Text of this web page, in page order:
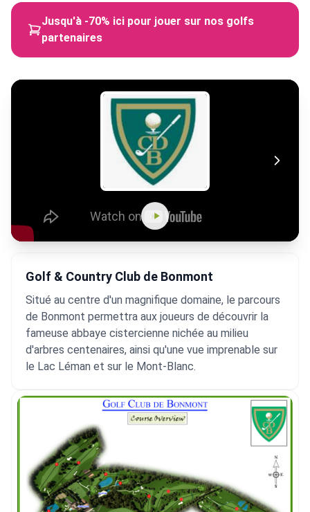
Jusqu'à -70% ici pour jouer sur nos golfs
partenaires
Golf & Country Club de Bonmont
Situé au centre d'un magnifique domaine, le parcours
de Bonmont permettra aux joueurs de découvrir la
fameuse abbaye cistercienne nichée au milieu
d'arbres centenaires, ainsi qu'une vue imprenable sur
le Lac Léman et sur le Mont-Blanc.